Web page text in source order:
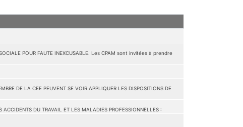
POUR FAUTE INEXCUSABLE. Les CPAM sont invitées à prendre
DE LA CEE PEUVENT SE VOIR APPLIQUER LES DISPOSITIONS DE
DU TRAVAIL ET LES MALADIES PROFESSIONNELLES :